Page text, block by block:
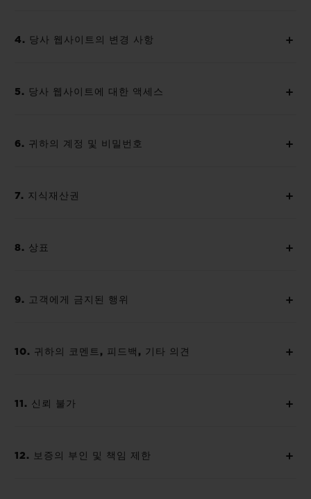
4. 당사 웹사이트의 변경 사항
5. 당사 웹사이트에 대한 액세스
6. 귀하의 계정 및 비밀번호
7. 지식재산권
8. 상표
9. 고객에게 금지된 행위
10. 귀하의 코멘트, 피드백, 기타 의견
11. 신뢰 불가
12. 보증의 부인 및 책임 제한